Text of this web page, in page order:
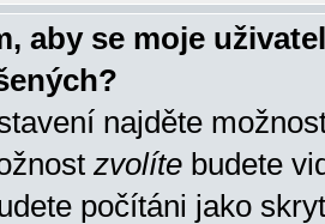
aby se moje
najděte
zvolíte budete
počítáni jako